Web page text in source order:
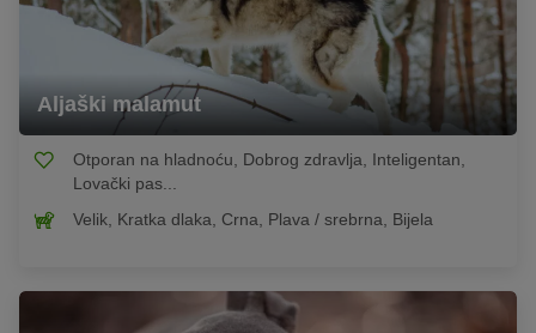
Aljaški malamut
Otporan na hladnoću, Dobrog zdravlja, Inteligentan,
Lovački pas...
Velik, Kratka dlaka, Crna, Plava / srebrna, Bijela